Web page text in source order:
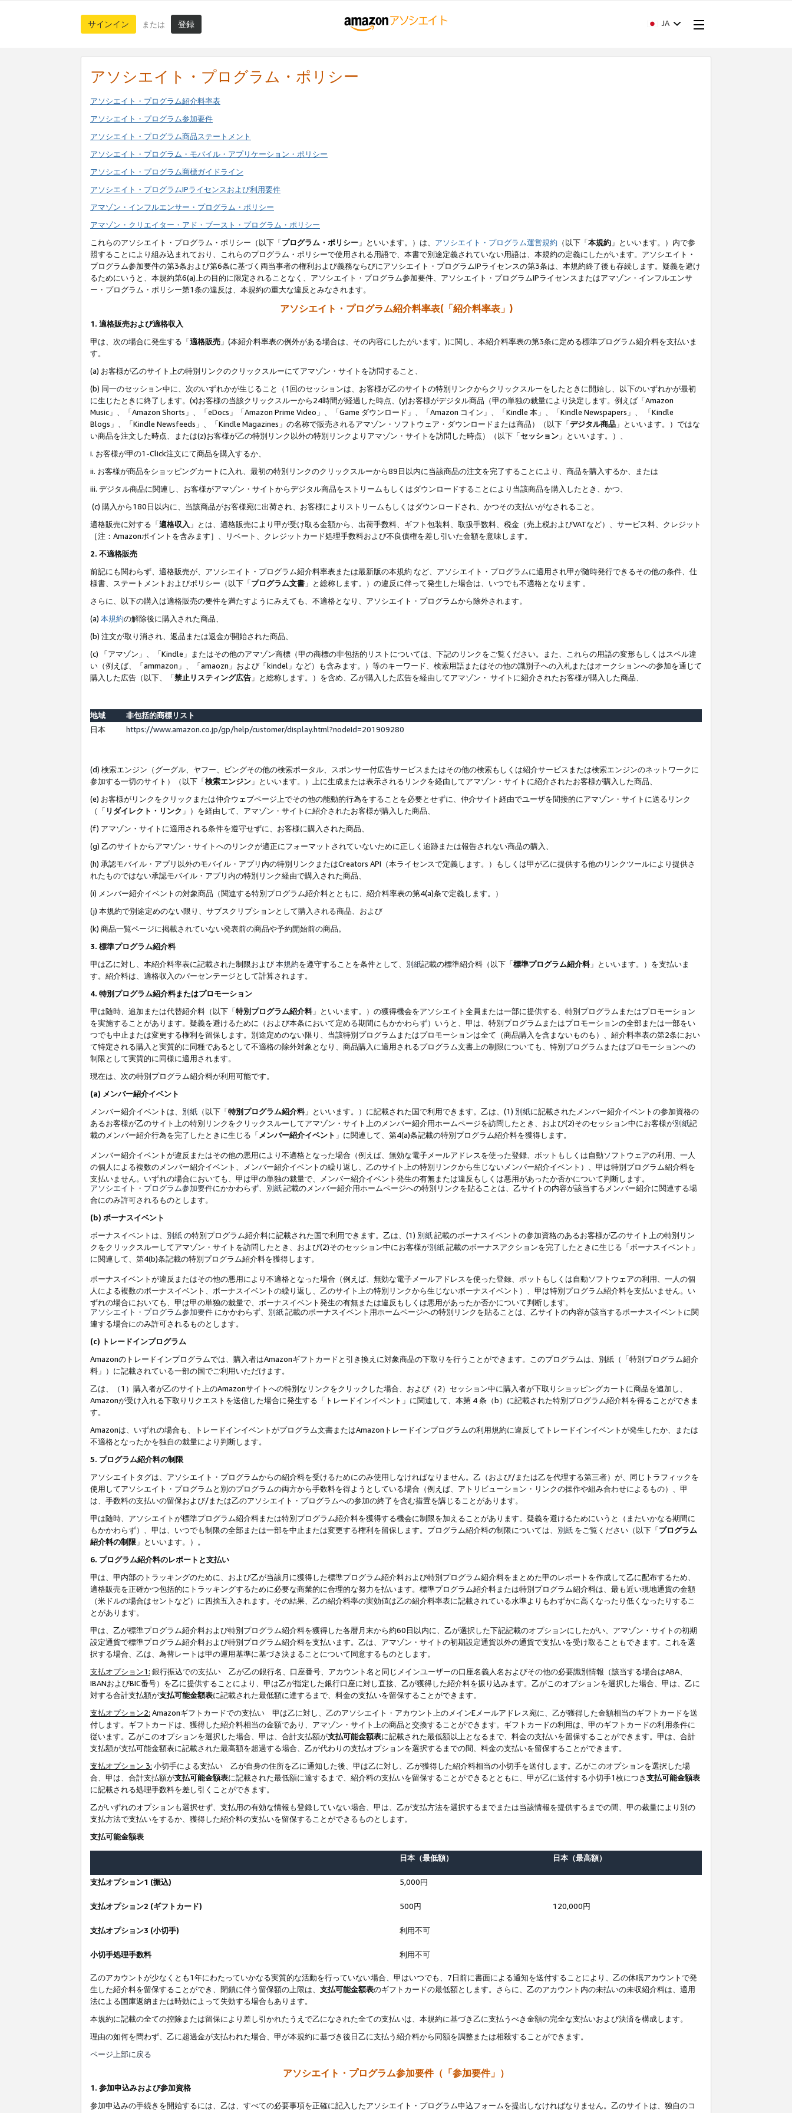
サインイン または 登録 JA
アソシエイト・プログラム・ポリシー
アソシエイト・プログラム紹介料率表
アソシエイト・プログラム参加要件
アソシエイト・プログラム商品ステートメント
アソシエイト・プログラム・モバイル・アプリケーション・ポリシー
アソシエイト・プログラム商標ガイドライン
アソシエイト・プログラムIPライセンスおよび利用要件
アマゾン・インフルエンサー・プログラム・ポリシー
アマゾン・クリエイター・アド・ブースト・プログラム・ポリシー
これらのアソシエイト・プログラム・ポリシー（以下「プログラム・ポリシー 」といいます。）は、 アソシエイト・プログラム運営規約 （以下「本規約 」といいます。）内で参
照することにより組み込まれており、これらのプログラム・ポリシーで使用される用語で、本書で別途定義されていない用語は、本規約の定義にしたがいます。アソシエイト・
プログラム参加要件の第3条および第6条に基づく両当事者の権利および義務ならびにアソシエイト・プログラムIPライセンスの第3条は、本規約終了後も存続します。疑義を避け
るためにいうと、本規約第6(a)上の目的に限定されることなく、アソシエイト・プログラム参加要件、アソシエイト・プログラムIPライセンスまたはアマゾン・インフルエンサ
ー・プログラム・ポリシー第1条の違反は、本規約の重大な違反とみなされます。
アソシエイト・プログラム紹介料率表(「紹介料率表」)
1. 適格販売および適格収入
甲は、次の場合に発生する「適格販売 」(本紹介料率表の例外がある場合は、その内容にしたがいます。)に関し、本紹介料率表の第3条に定める標準プログラム紹介料を支払いま
す。
(a) お客様が乙のサイト上の特別リンクのクリックスルーにてアマゾン・サイトを訪問すること、
(b) 同一のセッション中に、次のいずれかが生じること（1回のセッションは、お客様が乙のサイトの特別リンクからクリックスルーをしたときに開始し、以下のいずれかが最初
に生じたときに終了します。(x)お客様の当該クリックスルーから24時間が経過した時点、(y)お客様がデジタル商品（甲の単独の裁量により決定します。例えば「Amazon
Music」、「Amazon Shorts」、「eDocs」「Amazon Prime Video」、「Game ダウンロード」、「Amazon コイン」、「Kindle 本」、「Kindle Newspapers」、 「Kindle
Blogs」、「Kindle Newsfeeds」、「Kindle Magazines」の名称で販売されるアマゾン・ソフトウェア・ダウンロードまたは商品）（以下「デジタル商品 」といいます。）ではな
い商品を注文した時点、または(z)お客様が乙の特別リンク以外の特別リンクよりアマゾン・サイトを訪問した時点）（以下「セッション 」といいます。）、
i. お客様が甲の1-Click注文にて商品を購入するか、
ii. お客様が商品をショッピングカートに入れ、最初の特別リンクのクリックスルーから89日以内に当該商品の注文を完了することにより、商品を購入するか、または
iii. デジタル商品に関連し、お客様がアマゾン・サイトからデジタル商品をストリームもしくはダウンロードすることにより当該商品を購入したとき、かつ、
(c) 購入から180日以内に、当該商品がお客様宛に出荷され、お客様によりストリームもしくはダウンロードされ、かつその支払いがなされること。
適格販売に対する「適格収入 」とは、適格販売により甲が受け取る金額から、出荷手数料、ギフト包装料、取扱手数料、税金（売上税およびVATなど）、サービス料、クレジット
［注：Amazonポイントを含みます］、リベート、クレジットカード処理手数料および不良債権を差し引いた金額を意味します。
2. 不適格販売
前記にも関わらず、適格販売が、アソシエイト・プログラム紹介料率表または最新版の本規約 など、アソシエイト・プログラムに適用され甲が随時発行できるその他の条件、仕
様書、ステートメントおよびポリシー（以下「プログラム文書 」と総称します。）の違反に伴って発生した場合は、いつでも不適格となります 。
さらに、以下の購入は適格販売の要件を満たすようにみえても、不適格となり、アソシエイト・プログラムから除外されます。
(a) 本規約の解除後に購入された商品、
(b) 注文が取り消され、返品または返金が開始された商品、
(c) 「アマゾン」、「Kindle」またはその他のアマゾン商標（甲の商標の非包括的リストについては、下記のリンクをご覧ください。また、これらの用語の変形もしくはスペル違
い（例えば、「ammazon」、「amaozn」および「kindel」など）も含みます。）等のキーワード、検索用語またはその他の識別子への入札またはオークションへの参加を通じて
購入した広告（以下、「禁止リスティング広告 」と総称します。）を含め、乙が購入した広告を経由してアマゾン・ サイトに紹介されたお客様が購入した商品、
地域
非包括的商標リスト
日本
https://www.amazon.co.jp/gp/help/customer/display.html?nodeId=201909280
(d) 検索エンジン（グーグル、ヤフー、ビングその他の検索ポータル、スポンサー付広告サービスまたはその他の検索もしくは紹介サービスまたは検索エンジンのネットワークに
参加する一切のサイト）（以下「検索エンジン 」といいます。）上に生成または表示されるリンクを経由してアマゾン・サイトに紹介されたお客様が購入した商品、
(e) お客様がリンクをクリックまたは仲介ウェブページ上でその他の能動的行為をすることを必要とせずに、仲介サイト経由でユーザを間接的にアマゾン・サイトに送るリンク
（「 リダイレクト・リンク 」）を経由して、アマゾン・サイトに紹介されたお客様が購入した商品、
(f) アマゾン・サイトに適用される条件を遵守せずに、お客様に購入された商品、
(g) 乙のサイトからアマゾン・サイトへのリンクが適正にフォーマットされていないために正しく追跡または報告されない商品の購入、
(h) 承認モバイル・アプリ以外のモバイル・アプリ内の特別リンクまたはCreators API（本ライセンスで定義します。）もしくは甲が乙に提供する他のリンクツールにより提供さ
れたものではない承認モバイル・アプリ内の特別リンク経由で購入された商品、
(i) メンバー紹介イベントの対象商品（関連する特別プログラム紹介料とともに、紹介料率表の第4(a)条で定義します。）
(j) 本規約で別途定めのない限り、サブスクリプションとして購入される商品、および
(k) 商品一覧ページに掲載されていない発表前の商品や予約開始前の商品。
3. 標準プログラム紹介料
甲は乙に対し、本紹介料率表に記載された制限および本規約を遵守することを条件として、 別紙記載の標準紹介料（以下「標準プログラム紹介料」といいます。）を支払いま
す。紹介料は、適格収入のパーセンテージとして計算されます。
4. 特別プログラム紹介料またはプロモーション
甲は随時、追加または代替紹介料（以下「特別プログラム紹介料」といいます。）の獲得機会をアソシエイト全員または一部に提供する、特別プログラムまたはプロモーション
を実施することがあります。疑義を避けるために（および本条において定める期間にもかかわらず）いうと、甲は、特別プログラムまたはプロモーションの全部または一部をい
つでも中止または変更する権利を留保します。別途定めのない限り、当該特別プログラムまたはプロモーションは全て（商品購入を含まないものも）、紹介料率表の第2条におい
て特定される購入と実質的に同種であるとして不適格の除外対象となり、商品購入に適用されるプログラム文書上の制限についても、特別プログラムまたはプロモーションへの
制限として実質的に同様に適用されます。
現在は、次の特別プログラム紹介料が利用可能です。
(a) メンバー紹介イベント
メンバー紹介イベントは、 別紙 （以下「特別プログラム紹介料」といいます。）に記載された国で利用できます。乙は、(1) 別紙に記載されたメンバー紹介イベントの参加資格の
あるお客様が乙のサイト上の特別リンクをクリックスルーしてアマゾン・サイト上のメンバー紹介用ホームページを訪問したとき、および(2)そのセッション中にお客様が別紙記
載のメンバー紹介行為を完了したときに生じる「 メンバー紹介イベント 」に関連して、第4(a)条記載の特別プログラム紹介料を獲得します。
メンバー紹介イベントが違反またはその他の悪用により不適格となった場合（例えば、無効な電子メールアドレスを使った登録、ボットもしくは自動ソフトウェアの利用、一人
の個人による複数のメンバー紹介イベント、メンバー紹介イベントの繰り返し、乙のサイト上の特別リンクから生じないメンバー紹介イベント）、甲は特別プログラム紹介料を
支払いません。いずれの場合においても、甲は甲の単独の裁量で、メンバー紹介イベント発生の有無または違反もしくは悪用があったか否かについて判断します。
アソシエイト・プログラム参加要件にかかわらず、 別紙記載のメンバー紹介用ホームページへの特別リンクを貼ることは、乙サイトの内容が該当するメンバー紹介に関連する場
合にのみ許可されるものとします。
(b) ボーナスイベント
ボーナスイベントは、 別紙の特別プログラム紹介料に記載された国で利用できます。乙は、(1) 別紙記載のボーナスイベントの参加資格のあるお客様が乙のサイト上の特別リン
クをクリックスルーしてアマゾン・サイトを訪問したとき、および(2)そのセッション中にお客様が別紙記載のボーナスアクションを完了したときに生じる「ボーナスイベント」
に関連して、第4(b)条記載の特別プログラム紹介料を獲得します。
ボーナスイベントが違反またはその他の悪用により不適格となった場合（例えば、無効な電子メールアドレスを使った登録、ボットもしくは自動ソフトウェアの利用、一人の個
人による複数のボーナスイベント、ボーナスイベントの繰り返し、乙のサイト上の特別リンクから生じないボーナスイベント）、甲は特別プログラム紹介料を支払いません。い
ずれの場合においても、甲は甲の単独の裁量で、ボーナスイベント発生の有無または違反もしくは悪用があったか否かについて判断します。
アソシエイト・プログラム参加要件 にかかわらず、 別紙記載のボーナスイベント用ホームページへの特別リンクを貼ることは、乙サイトの内容が該当するボーナスイベントに関
連する場合にのみ許可されるものとします。
(c) トレードインプログラム
Amazonのトレードインプログラムでは、購入者はAmazonギフトカードと引き換えに対象商品の下取りを行うことができます。このプログラムは、別紙（「特別プログラム紹介
料」）に記載されている一部の国でご利用いただけます。
乙は、（1）購入者が乙のサイト上のAmazonサイトへの特別なリンクをクリックした場合、および（2）セッション中に購入者が下取りショッピングカートに商品を追加し、
Amazonが受け入れる下取りリクエストを送信した場合に発生する「トレードインイベント」に関連して、本第 4 条（b）に記載された特別プログラム紹介料を得ることができま
す。
Amazonは、いずれの場合も、トレードインイベントがプログラム文書またはAmazonトレードインプログラムの利用規約に違反してトレードインイベントが発生したか、または
不適格となったかを独自の裁量により判断します。
5. プログラム紹介料の制限
アソシエイトタグは、アソシエイト・プログラムからの紹介料を受けるためにのみ使用しなければなりません。乙（および/または乙を代理する第三者）が、同じトラフィックを
使用してアソシエイト・プログラムと別のプログラムの両方から手数料を得ようとしている場合（例えば、アトリビューション・リンクの操作や組み合わせによるもの）、甲
は、手数料の支払いの留保および/または乙のアソシエイト・プログラムへの参加の終了を含む措置を講じることがあります。
甲は随時、アソシエイトが標準プログラム紹介料または特別プログラム紹介料を獲得する機会に制限を加えることがあります。疑義を避けるためにいうと（またいかなる期間に
もかかわらず）、甲は、いつでも制限の全部または一部を中止または変更する権利を留保します。プログラム紹介料の制限については、 別紙 をご覧ください（以下「プログラム
紹介料の制限 」といいます。）。
6. プログラム紹介料のレポートと支払い
甲は、甲内部のトラッキングのために、および乙が当該月に獲得した標準プログラム紹介料および特別プログラム紹介料をまとめた甲のレポートを作成して乙に配布するため、
適格販売を正確かつ包括的にトラッキングするために必要な商業的に合理的な努力を払います。標準プログラム紹介料または特別プログラム紹介料は、最も近い現地通貨の金額
（米ドルの場合はセントなど）に四捨五入されます。その結果、乙の紹介料率の実効値は乙の紹介料率表に記載されている水準よりもわずかに高くなったり低くなったりするこ
とがあります。
甲は、乙が標準プログラム紹介料および特別プログラム紹介料を獲得した各暦月末から約60日以内に、乙が選択した下記記載のオプションにしたがい、アマゾン・サイトの初期
設定通貨で標準プログラム紹介料および特別プログラム紹介料を支払います。乙は、アマゾン・サイトの初期設定通貨以外の通貨で支払いを受け取ることもできます。これを選
択する場合、乙は、為替レートは甲の運用基準に基づき決まることについて同意するものとします。
支払オプション1: 銀行振込での支払い 乙が乙の銀行名、口座番号、アカウント名と同じメインユーザーの口座名義人名およびその他の必要識別情報（該当する場合はABA、
IBANおよびBIC番号）を乙に提供することにより、甲は乙が指定した銀行口座に対し直接、乙が獲得した紹介料を振り込みます。乙がこのオプションを選択した場合、甲は、乙に
対する合計支払額が支払可能金額表に記載された最低額に達するまで、料金の支払いを留保することができます。
支払オプション2: Amazonギフトカードでの支払い 甲は乙に対し、乙のアソシエイト・アカウント上のメインEメールアドレス宛に、乙が獲得した金額相当のギフトカードを送
付します。ギフトカードは、獲得した紹介料相当の金額であり、アマゾン・サイト上の商品と交換することができます。ギフトカードの利用は、甲のギフトカードの利用条件に
従います。乙がこのオプションを選択した場合、甲は、合計支払額が支払可能金額表に記載された最低額以上となるまで、料金の支払いを留保することができます。甲は、合計
支払額が支払可能金額表に記載された最高額を超過する場合、乙が代わりの支払オプションを選択するまでの間、料金の支払いを留保することができます。
支払オプション 3: 小切手による支払い 乙が自身の住所を乙に通知した後、甲は乙に対し、乙が獲得した紹介料相当の小切手を送付します。乙がこのオプションを選択した場
合、甲は、合計支払額が支払可能金額表に記載された最低額に達するまで、紹介料の支払いを留保することができるとともに、甲が乙に送付する小切手1枚につき支払可能金額表
に記載される処理手数料を差し引くことができます。
乙がいずれのオプションも選択せず、支払用の有効な情報も登録していない場合、甲は、乙が支払方法を選択するまでまたは当該情報を提供するまでの間、甲の裁量により別の
支払方法で支払いをするか、獲得した紹介料の支払いを留保することができるものとします。
支払可能金額表
日本（最低額） 日本（最高額）
支払オプション1 (振込) 5,000円
支払オプション2 (ギフトカード) 500円 120,000円
支払オプション3 (小切手) 利用不可
小切手処理手数料 利用不可
乙のアカウントが少なくとも1年にわたっていかなる実質的な活動を行っていない場合、甲はいつでも、7日前に書面による通知を送付することにより、乙の休眠アカウントで発
生した紹介料を留保することができ、閉鎖に伴う留保額の上限は、 支払可能金額表のギフトカードの最低額とします。さらに、乙のアカウント内の未払いの未収紹介料は、適用
法による国庫返納または時効によって失効する場合もあります。
本規約に記載の全ての控除または留保により差し引かれたうえで乙になされた全ての支払いは、本規約に基づき乙に支払うべき金額の完全な支払いおよび決済を構成します。
理由の如何を問わず、乙に超過金が支払われた場合、甲が本規約に基づき後日乙に支払う紹介料から同額を調整または相殺することができます。
ページ上部に戻る
アソシエイト・プログラム参加要件（「参加要件」）
1. 参加申込みおよび参加資格
参加申込みの手続きを開始するには、乙は、すべての必要事項を正確に記入したアソシエイト・プログラム申込フォームを提出しなければなりません。乙のサイトは、独自のコ